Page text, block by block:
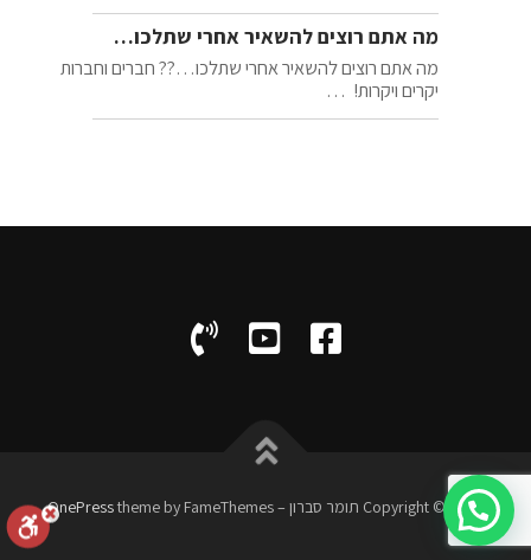
מה אתם רוצים להשאיר אחרי שתלכו…
מה אתם רוצים להשאיר אחרי שתלכו…?? חברים וחברות
יקרים ויקרות! …
Copyright © 2026 תומר סברון –
OnePresstheme by FameThemes